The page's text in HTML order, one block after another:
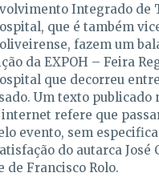
Integrado de
que é também
fazem um
da EXPOH – Feira
que decorreu
Um texto publicado
refere que
evento, sem
do autarca José
de Francisco Rolo.